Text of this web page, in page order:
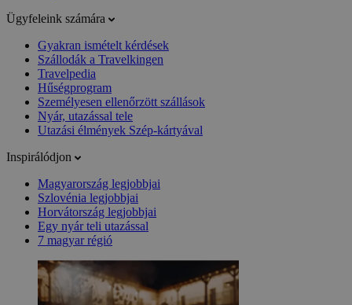
Ügyfeleink számára
Gyakran ismételt kérdések
Szállodák a Travelkingen
Travelpedia
Hűségprogram
Személyesen ellenőrzött szállások
Nyár, utazással tele
Utazási élmények Szép-kártyával
Inspirálódjon
Magyarország legjobbjai
Szlovénia legjobbjai
Horvátország legjobbjai
Egy nyár teli utazással
7 magyar régió